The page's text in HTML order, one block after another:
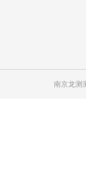
南京龙测